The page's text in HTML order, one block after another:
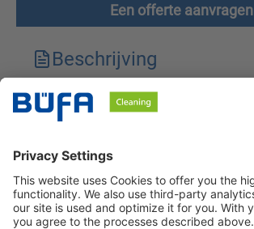
Een offerte aanvragen
Beschrijving
Technische kenmerken
Veiligheidsinstructies